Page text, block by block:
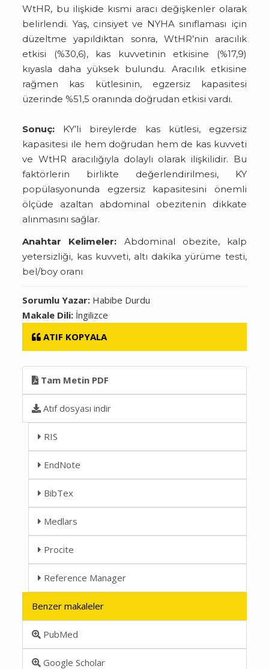
WtHR, bu ilişkide kısmi aracı değişkenler olarak
belirlendi. Yaş, cinsiyet ve NYHA sınıflaması için
düzeltme yapıldıktan sonra, WtHR’nin aracılık
etkisi (%30,6), kas kuvvetinin etkisine (%17,9)
kıyasla daha yüksek bulundu. Aracılık etkisine
rağmen kas kütlesinin, egzersiz kapasitesi
üzerinde %51,5 oranında doğrudan etkisi vardı.
Sonuç: KY’li bireylerde kas kütlesi, egzersiz
kapasitesi ile hem doğrudan hem de kas kuvveti
ve WtHR aracılığıyla dolaylı olarak ilişkilidir. Bu
faktörlerin birlikte değerlendirilmesi, KY
popülasyonunda egzersiz kapasitesini önemli
ölçüde azaltan abdominal obezitenin dikkate
alınmasını sağlar.
Anahtar Kelimeler: Abdominal obezite, kalp
yetersizliği, kas kuvveti, altı dakika yürüme testi,
bel/boy oranı
Sorumlu Yazar: Habibe Durdu
Makale Dili: İngilizce
ATIF KOPYALA
Tam Metin PDF
Atıf dosyası indir
RIS
EndNote
BibTex
Medlars
Procite
Reference Manager
Benzer makaleler
PubMed
Google Scholar